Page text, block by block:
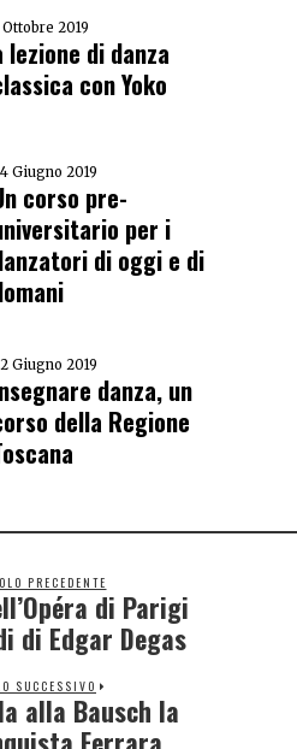
Ottobre 2019
lezione di danza
con Yoko
Giugno 2019
corso pre-
per i
di oggi e di
Giugno 2019
danza, un
della Regione
PRECEDENTE
di Parigi
di Edgar Degas
SUCCESSIVO
alla Bausch la